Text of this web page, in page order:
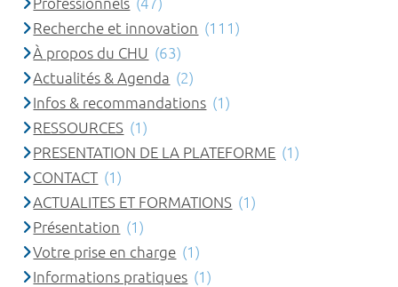
Professionnels (47)
Recherche et innovation (111)
À propos du CHU (63)
Actualités & Agenda (2)
Infos & recommandations (1)
RESSOURCES (1)
PRESENTATION DE LA PLATEFORME (1)
CONTACT (1)
ACTUALITES ET FORMATIONS (1)
Présentation (1)
Votre prise en charge (1)
Informations pratiques (1)